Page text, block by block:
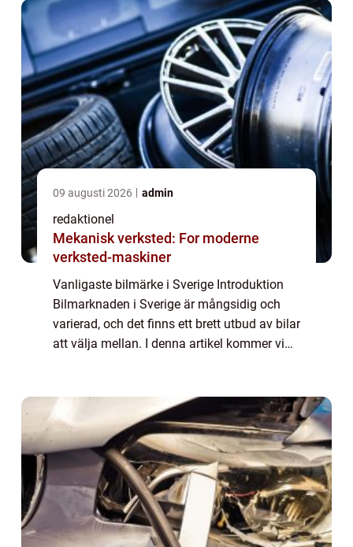
09 augusti 2026 admin
redaktionel
Mekanisk verksted: For moderne
verksted-maskiner
Vanligaste bilmärke i Sverige Introduktion
Bilmarknaden i Sverige är mångsidig och
varierad, och det finns ett brett utbud av bilar
att välja mellan. I denna artikel kommer vi